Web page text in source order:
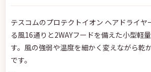
テスコムのプロテクトイオン ヘアドライヤ
る風16通りと2WAYフードを備えた小型軽
す。風の強弱や温度を細かく変えながら乾
です。